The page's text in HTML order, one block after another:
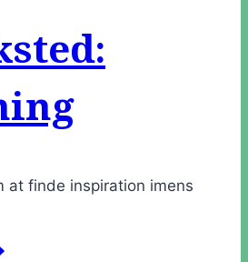
at finde inspiration imens